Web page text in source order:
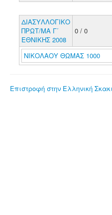
ΔΙΑΣΥΛΛΟΓΙΚΟ
ΠΡΩΤ/ΜΑ Γ΄
ΕΘΝΙΚΗΣ 2008
0 / 0
ΝΙΚΟΛΑΟΥ ΘΩΜΑΣ 1000
Επιστροφή στην Ελληνική